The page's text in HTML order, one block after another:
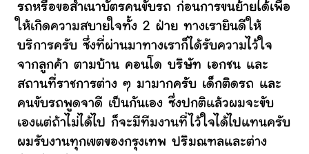
รถหรือขอสำเนาบัตรคนขับรถ ก่อนการขนย้ายได้เพื่อ
ให้เกิดความสบายใจทั้ง 2 ฝ่าย ทางเรายินดีให้
บริการครับ ซึ่งที่ผ่านมาทางเราก็ได้รับความไว้ใจ
จากลูกค้า ตามบ้าน คอนโด บริษัท เอกชน และ
สถานที่ราชการต่าง ๆ มามากครับ เด็กติดรถ และ
คนขับรถพูดจาดี เป็นกันเอง ซึ่งปกติแล้วผมจะขับ
เองแต่ถ้าไม่ได้ไป ก็จะมีทีมงานที่ไว้ใจได้ไปแทนครับ
ผมรับงานทุกเขตของกรุงเทพ ปริมณฑลและต่าง